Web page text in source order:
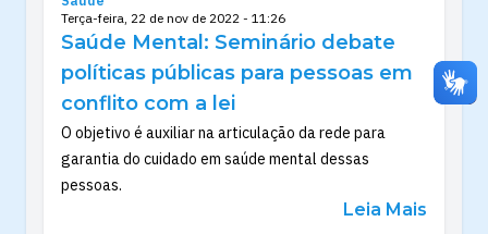
Terça-feira, 22 de nov de 2022 - 11:26
Saúde Mental: Seminário debate
políticas públicas para pessoas em
conflito com a lei
O objetivo é auxiliar na articulação da rede para
garantia do cuidado em saúde mental dessas
pessoas.
Leia Mais